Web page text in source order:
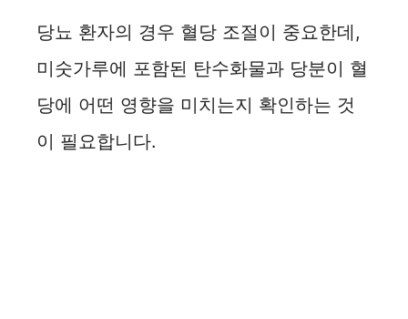
당뇨 환자의 경우 혈당 조절이 중요한데,
미숫가루에 포함된 탄수화물과 당분이 혈
당에 어떤 영향을 미치는지 확인하는 것
이 필요합니다.